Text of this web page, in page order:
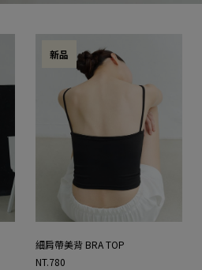
新品
細肩帶美背 BRA TOP
NT.780